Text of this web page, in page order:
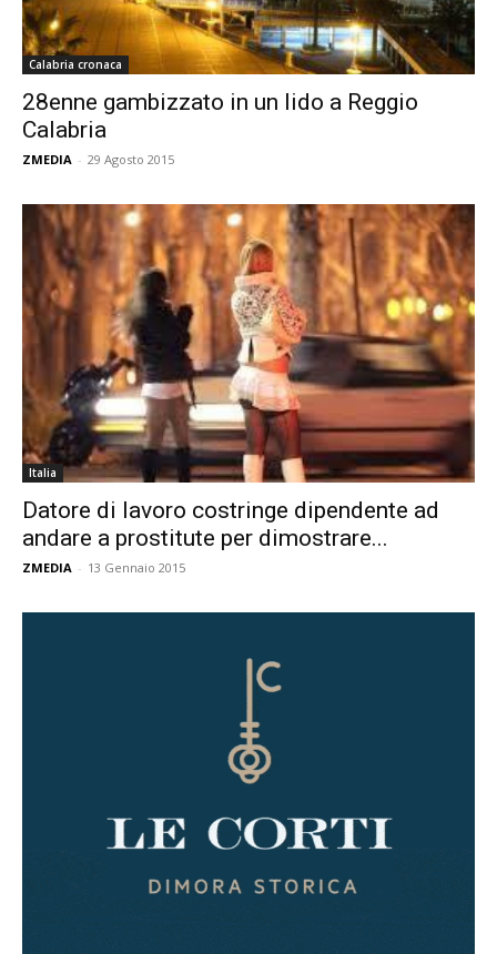
Calabria cronaca
28enne gambizzato in un lido a Reggio
Calabria
ZMEDIA - 29 Agosto 2015
Italia
Datore di lavoro costringe dipendente ad
andare a prostitute per dimostrare...
ZMEDIA - 13 Gennaio 2015